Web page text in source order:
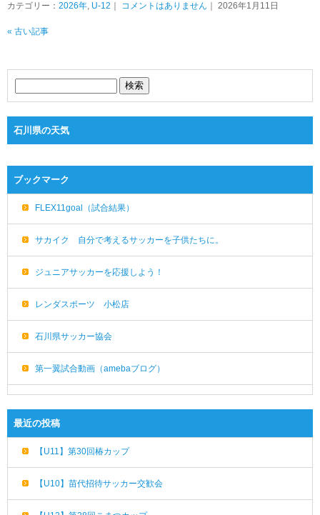
カテゴリー： 2026年, U-12 コメントはありません ｜ 2026年1月11日
« 古い記事
石川県の天気
ブックマーク
FLEX11goal（試合結果）
サカイク 自分で考えるサッカーを子供たちに。
ジュニアサッカーを応援しよう！
レンダスポーツ 小松店
石川県サッカー協会
第一翼試合動画（amebaブログ）
最近の投稿
【U11】第30回椿カップ
【U10】苗代招待サッカー交歓会